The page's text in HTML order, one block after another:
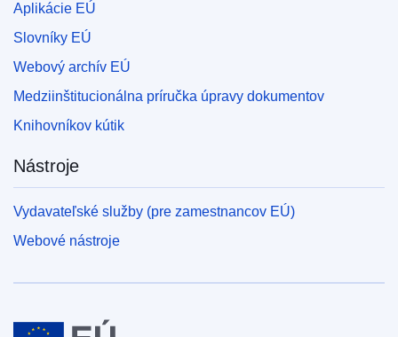
Aplikácie EÚ
Slovníky EÚ
Webový archív EÚ
Medziinštitucionálna príručka úpravy dokumentov
Knihovníkov kútik
Nástroje
Vydavateľské služby (pre zamestnancov EÚ)
Webové nástroje
Európska únia